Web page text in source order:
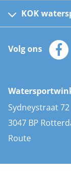
Kinder
Zeilkleding
Zonnepanelen
AIS
Stootwillen
Bootkussens
Zwemtrappen
KOK
Merken
Volg ons
Sydneystraat 72
3047 BP
Route